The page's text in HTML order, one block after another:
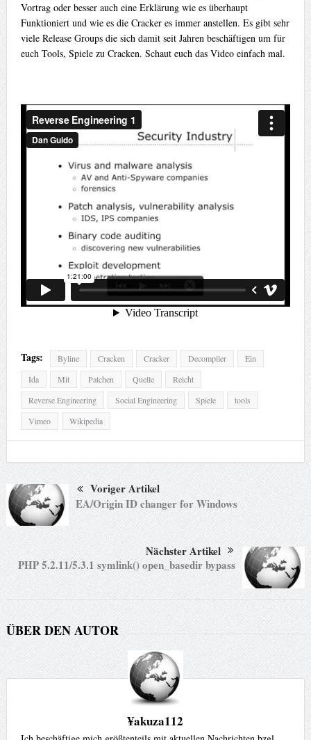
Vortrag oder besser auch eine Erklärung wie es überhaupt
Funktioniert und wie es die Cracker es immer anstellen. Es gibt sehr
viele Release Groups die sich damit seit Jahren beschäftigen um für
euch Tools, Spiele zu Cracken. Schaut euch das Video einfach mal.
Tags: Byline Cracken Cracker Decompiler
Ein
Ida
Mit Patchen Quelle
Reicht
Reverse Engineering
Social Engineering Spiele
tools
Vimeo
Wikipedia
Voriger Artikel
EA/Origin ID changer for Windows
Nächster Artikel
PHP 5.2.11/5.3.1 symlink() open_basedir bypass
ÜBER DEN AUTOR
¥akuza112